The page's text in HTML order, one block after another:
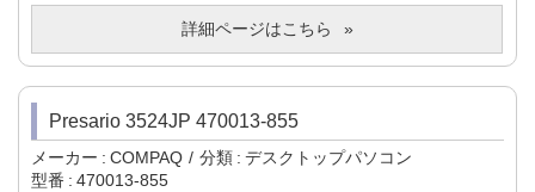
詳細ページはこちら
Presario 3524JP 470013-855
メーカー COMPAQ 分類
デスクトップパソコン
型番
470013-855